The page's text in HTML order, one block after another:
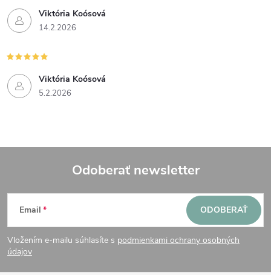
Viktória Koósová
14.2.2026
Viktória Koósová
5.2.2026
Z
á
p
Odoberať newsletter
Email
Vložením e-mailu súhlasíte s podmienkami ochrany osobných
údajov
ODOBERAŤ